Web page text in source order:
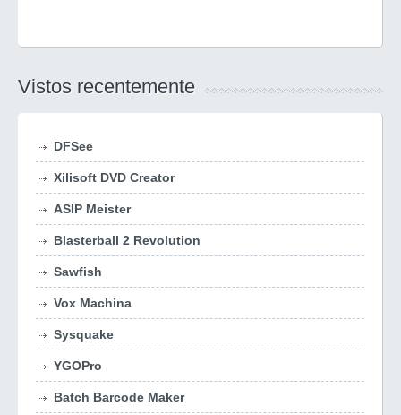
Vistos recentemente
DFSee
Xilisoft DVD Creator
ASIP Meister
Blasterball 2 Revolution
Sawfish
Vox Machina
Sysquake
YGOPro
Batch Barcode Maker